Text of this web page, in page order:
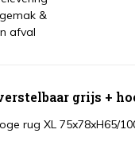
&
afval
grijs +
rug XL 75x78xH65/